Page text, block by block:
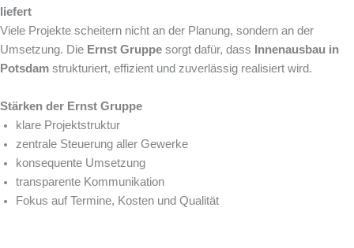
liefert
Viele Projekte scheitern nicht an der Planung, sondern an der
Umsetzung. Die Ernst Gruppe sorgt dafür, dass
Innenausbau in
Potsdam strukturiert, effizient und zuverlässig realisiert wird.
Stärken der Ernst Gruppe
klare Projektstruktur
zentrale Steuerung aller Gewerke
konsequente Umsetzung
transparente Kommunikation
Fokus auf Termine, Kosten und Qualität